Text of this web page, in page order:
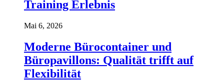
Training Erlebnis
Mai 6, 2026
Moderne Bürocontainer und
Büropavillons: Qualität trifft auf
Flexibilität